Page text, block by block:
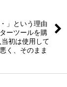
」という理由
ーツールを購
初は使用して
く、そのまま